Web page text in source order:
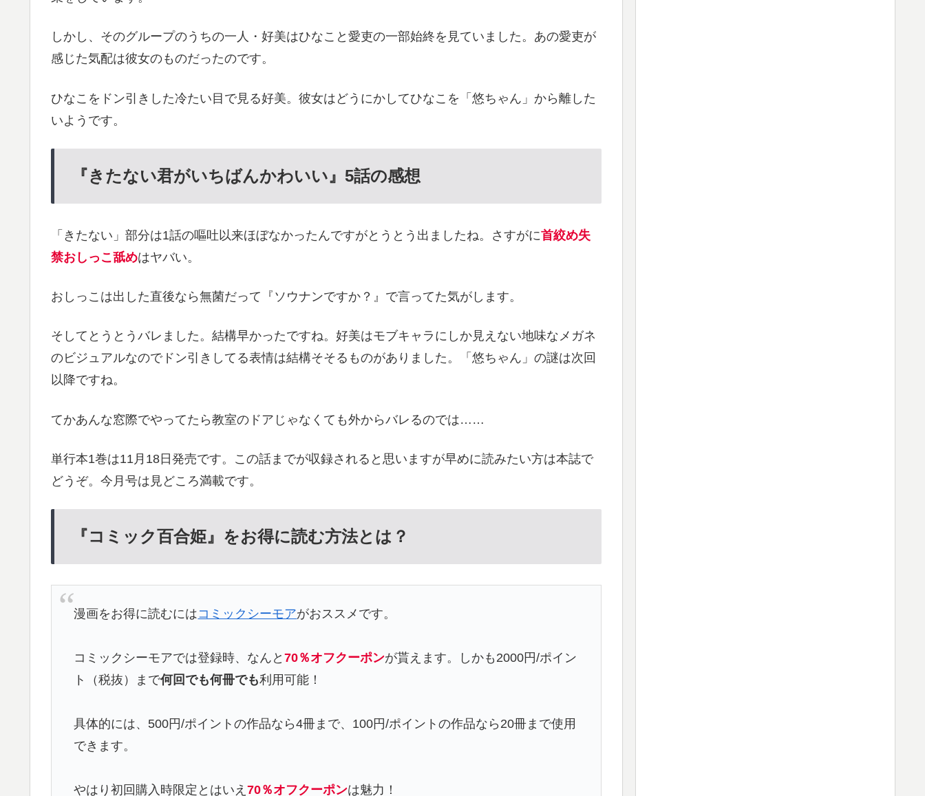
しかし、そのグループのうちの一人・好美はひなこと愛吏の一部始終を見ていました。あの愛吏が
感じた気配は彼女のものだったのです。
ひなこをドン引きした冷たい目で見る好美。彼女はどうにかしてひなこを「悠ちゃん」から離した
いようです。
『きたない君がいちばんかわいい』5話の感想
「きたない」部分は1話の嘔吐以来ほぼなかったんですがとうとう出ましたね。さすがに首絞め失
禁おしっこ舐めはヤバい。
おしっこは出した直後なら無菌だって『ソウナンですか？』で言ってた気がします。
そしてとうとうバレました。結構早かったですね。好美はモブキャラにしか見えない地味なメガネ
のビジュアルなのでドン引きしてる表情は結構そそるものがありました。「悠ちゃん」の謎は次回
以降ですね。
てかあんな窓際でやってたら教室のドアじゃなくても外からバレるのでは……
単行本1巻は11月18日発売です。この話までが収録されると思いますが早めに読みたい方は本誌で
どうぞ。今月号は見どころ満載です。
『コミック百合姫』をお得に読む方法とは？
漫画をお得に読むにはコミックシーモアがおススメです。
コミックシーモアでは登録時、なんと70％オフクーポンが貰えます。しかも2000円/ポイン
ト（税抜）まで何回でも何冊でも利用可能！
具体的には、500円/ポイントの作品なら4冊まで、100円/ポイントの作品なら20冊まで使用
できます。
やはり初回購入時限定とはいえ70％オフクーポンは魅力！